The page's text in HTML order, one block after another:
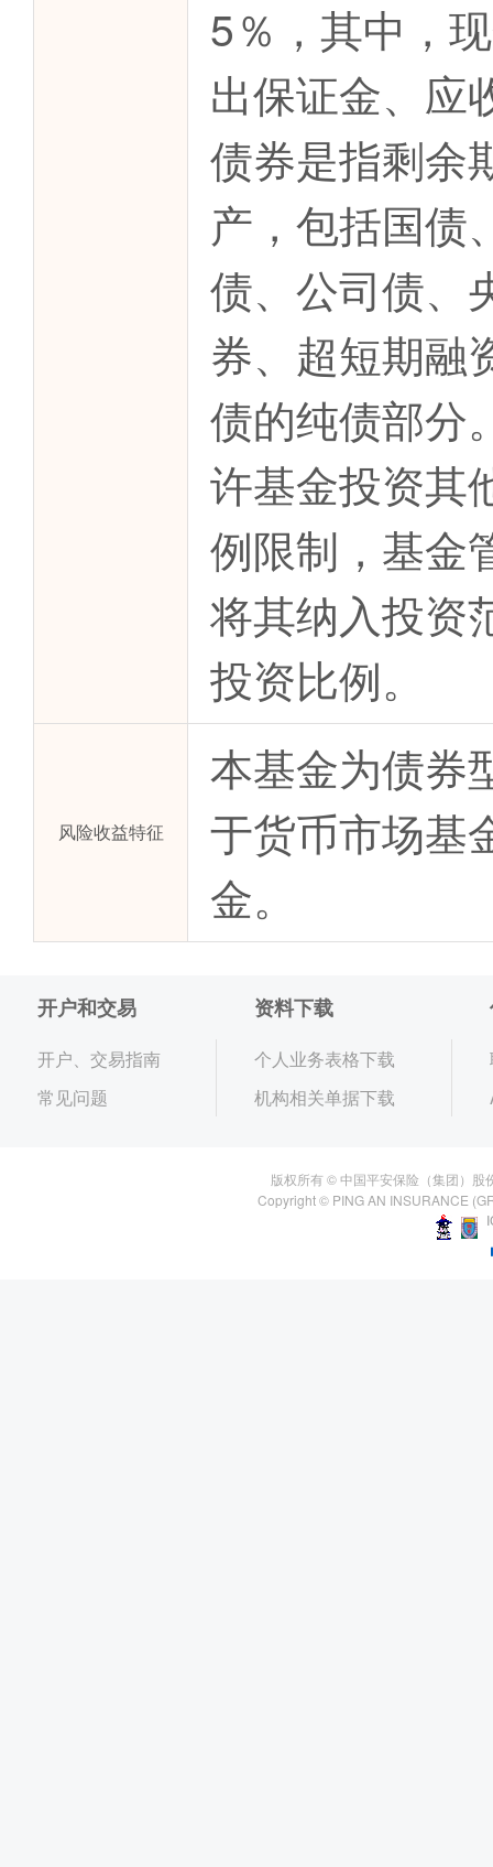
5％，其中，
出保证金、应
债券是指剩余
产，包括国债
债、公司债、
券、超短期融
债的纯债部分
许基金投资其
例限制，基金
将其纳入投资
投资比例。
风险收益特征
本基金为债券
于货币市场基
金。
开户和交易
开户、交易指南
常见问题
资料下载
个人业务表格下载
机构相关单据下载
版权所有 © 中国平安保险（集团）股
Copyright © PING AN INSURANCE